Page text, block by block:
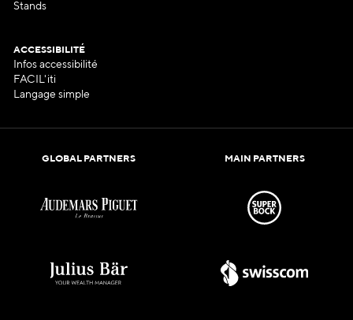
Stands
ACCESSIBILITÉ
Infos accessibilité
FACIL'iti
Langage simple
GLOBAL PARTNERS MAIN PARTNERS